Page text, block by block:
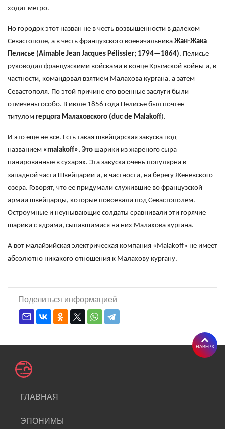
ходит метро.
Но городок этот назван не в честь возвышенности в далеком
Севастополе, а в честь французского военачальника Жан-Жака
Пелисье (Aimable Jean Jacques Pélissier; 1794—1864). Пелисье
руководил французскими войсками в конце Крымской войны и, в
частности, командовал взятием Малахова кургана, а затем
Севастополя. По этой причине его военные заслуги были
отмечены особо. В июле 1856 года Пелисье был почтён
титулом герцога Малаховского (duc de Malakoff).
И это ещё не всё. Есть такая швейцарская закуска под
названием «malakoff». Это шарики из жареного сыра
панированные в сухарях. Эта закуска очень популярна в
западной части Швейцарии и, в частности, на берегу Женевского
озера. Говорят, что ее придумали служившие во французской
армии швейцарцы, которые повоевали под Севастополем.
Остроумные и неунывающие солдаты сравнивали эти горячие
шарики с ядрами, сыпавшимися на них Малахова кургана.
А вот малайзийская электрическая компания «Malakoff» не имеет
абсолютно никакого отношения к Малахову кургану.
Поделиться информацией
ГЛАВНАЯ
ЭПОНИМЫ
НАВЕРХ